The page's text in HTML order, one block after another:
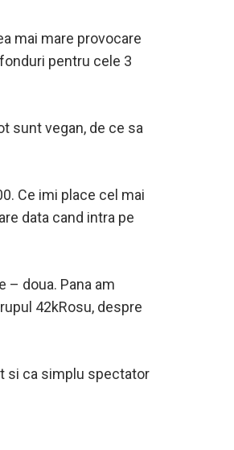
mai mare provocare
pentru cele 3
sunt vegan, de ce sa
Ce imi place cel mai
data cand intra pe
– doua. Pana am
42kRosu, despre
si ca simplu spectator